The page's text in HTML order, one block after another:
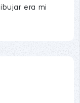
era mi